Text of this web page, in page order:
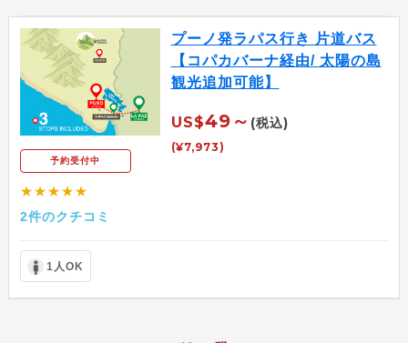
予約受付中
★★★★★
2件のクチコミ
プーノ発ラパス行き 片道バス
【コパカバーナ経由/ 太陽の島
観光追加可能】
US$49～ (税込)
(¥7,973)
1人OK